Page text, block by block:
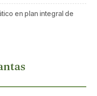
en plan integral de